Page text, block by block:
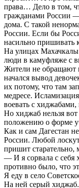
права… Дело в том,
гражданами России
дома. С такой
России. Если бы
насильно пришивать
На улицах
люди в камуфляже с
Жители не обращают
начался вывод
их потому, что там
медресе.
воевать с
Но хиджаб нельзя
положению о форме
Как и сам Дагестан
России. Любой
пришит старательно,
— И я сорвала с себя
противно было, что
Я еду в село
На ней серый хиджаб.